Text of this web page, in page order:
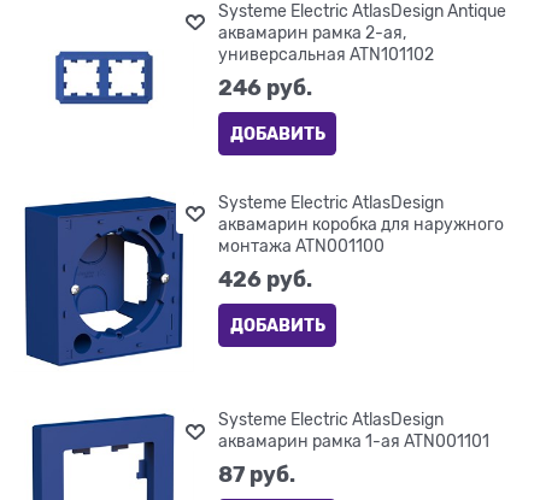
Systeme Electric AtlasDesign Antique
аквамарин рамка 2-ая,
универсальная ATN101102
246 руб.
ДОБАВИТЬ
Systeme Electric AtlasDesign
аквамарин коробка для наружного
монтажа ATN001100
426 руб.
ДОБАВИТЬ
Systeme Electric AtlasDesign
аквамарин рамка 1-ая ATN001101
87 руб.